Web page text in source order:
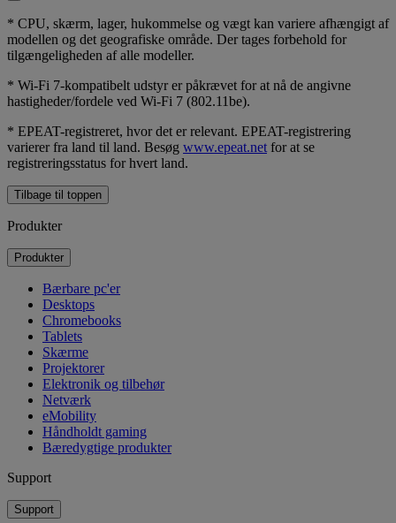
* CPU, skærm, lager, hukommelse og vægt kan variere afhængigt af
modellen og det geografiske område. Der tages forbehold for
tilgængeligheden af alle modeller.
* Wi-Fi 7-kompatibelt udstyr er påkrævet for at nå de angivne
hastigheder/fordele ved Wi-Fi 7 (802.11be).
* EPEAT-registreret, hvor det er relevant. EPEAT-registrering
varierer fra land til land. Besøg www.epeat.net for at se
registreringsstatus for hvert land.
Tilbage til toppen
Produkter
Produkter
Bærbare pc'er
Desktops
Chromebooks
Tablets
Skærme
Projektorer
Elektronik og tilbehør
Netværk
eMobility
Håndholdt gaming
Bæredygtige produkter
Support
Support